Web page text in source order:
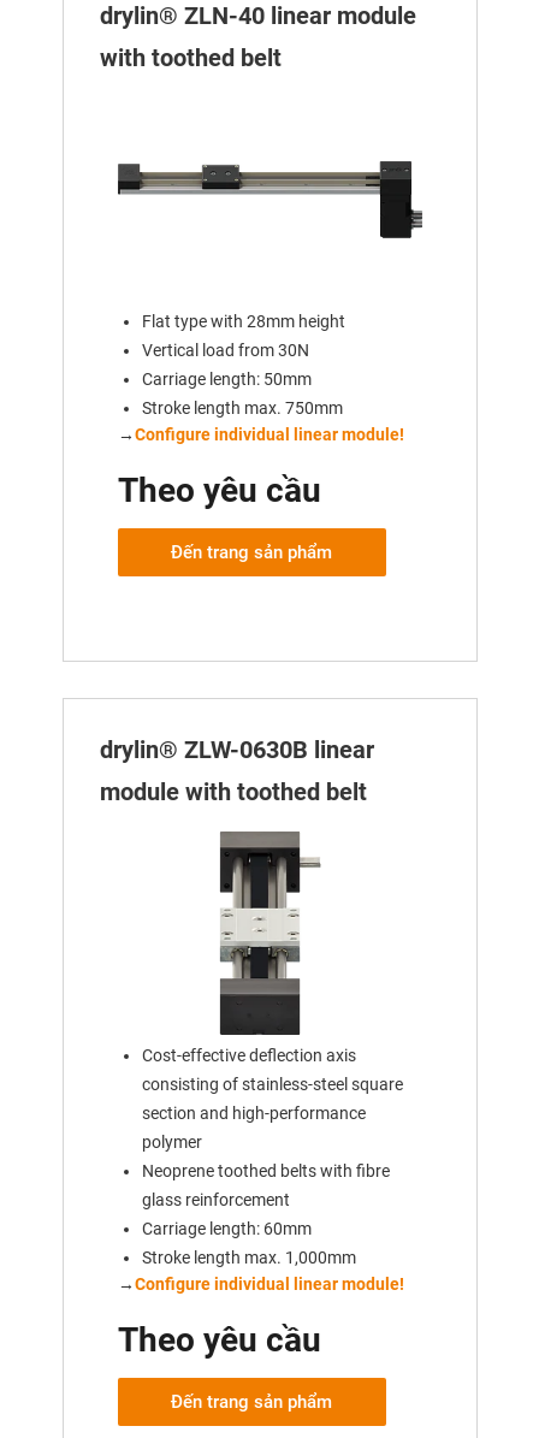
drylin® ZLN-40 linear module
with toothed belt
Flat type with 28mm height
Vertical load from 30N
Carriage length: 50mm
Stroke length max. 750mm
→Configure individual linear module!
Theo yêu cầu
Đến trang sản phẩm
drylin® ZLW-0630B linear
module with toothed belt
Cost-effective deflection axis
consisting of stainless-steel square
section and high-performance
polymer
Neoprene toothed belts with fibre
glass reinforcement
Carriage length: 60mm
Stroke length max. 1,000mm
→Configure individual linear module!
Theo yêu cầu
Đến trang sản phẩm